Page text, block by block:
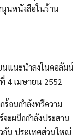
นหนังสือในร้าน
นแนะนำลงในคอลัมน์
4 เมษายน 2552
ร้อนกำลังทวีความ
ะผนึกกำลังประสาน
กัน ประเทศส่วนใหญ่